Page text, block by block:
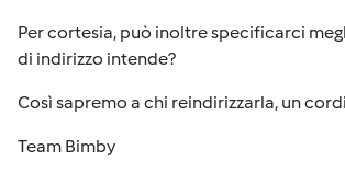
Per cortesia, può inoltre specificarci
di indirizzo intende?
Così sapremo a chi reindirizzarla, un
Team Bimby